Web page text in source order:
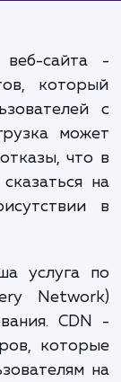
и срока.
веб-
отказы,